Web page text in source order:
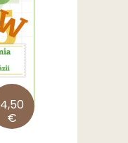
4,50
€